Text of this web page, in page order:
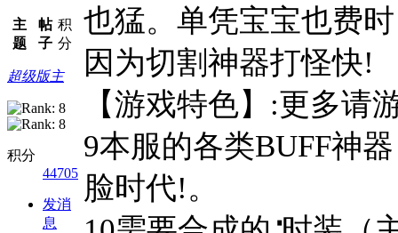
主
题
帖
子
积
分
超级版主
积分
44705
发消
息
也猛。单凭宝宝也费
因为切割神器打怪快!
【游戏特色】:更多请
9本服的各类BUFF神
脸时代!。